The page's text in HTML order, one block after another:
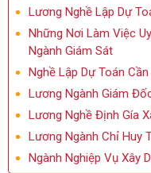
Lương Nghề Lập Dự
Những Nơi Làm Việc
Ngành Giám Sát
Nghề Lập Dự Toán
Lương Ngành Giám
Lương Nghề Định Gía
Lương Ngành Chỉ Huy
Ngành Nghiệp Vụ Xây